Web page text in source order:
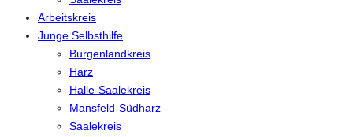
Arbeitskreis
Junge Selbsthilfe
Burgenlandkreis
Harz
Halle-Saalekreis
Mansfeld-Südharz
Saalekreis